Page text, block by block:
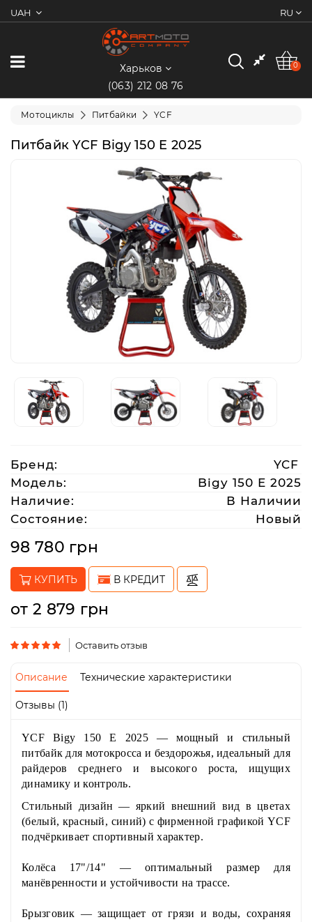
UAH RU
0
Категории
Мотоциклы
Квадроциклы
Электротранспорт
Экипировка
Запчасти
Аксессуары
(063)
212
08
76
artmoto.info@gmail.com
Режим
работы:
Пт
-
19:00
Сб
10:00
19:00
Вс
-
выходной
Харьков
(063) 212 08 76
0
Мотоциклы Питбайки YCF
Питбайк YCF Bigy 150 E 2025
Бренд:
YCF
Модель:
Bigy 150 E 2025
Наличие:
В Наличии
Состояние:
Новый
98 780 грн
КУПИТЬ В КРЕДИТ
от 2 879 грн
Оставить отзыв
Описание Технические характеристики
Отзывы (1)
YCF Bigy 150 E 2025— мощный и стильный
питбайк для мотокросса и бездорожья, идеальный для
райдеров среднего и высокого роста, ищущих
динамику и контроль.
Стильный дизайн — яркий внешний вид в цветах
(белый, красный, синий) с фирменной графикой YCF
подчёркивает спортивный характер.
Колёса 17"/14" — оптимальный размер для
манёвренности и устойчивости на трассе.
Брызговик — защищает от грязи и воды, сохраняя